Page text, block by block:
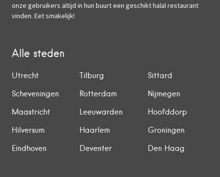
onze gebruikers altijd in hun buurt een geschikt halal restaurant
vinden. Eet smakelijk!
Alle steden
Utrecht Tilburg
Sittard
Scheveningen
Rotterdam
Nijmegen
Maastricht
Leeuwarden
Hoofddorp
Hilversum
Haarlem
Groningen
Eindhoven
Deventer Den Haag